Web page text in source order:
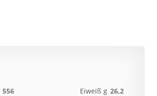
556
Eiweiß g 26,2